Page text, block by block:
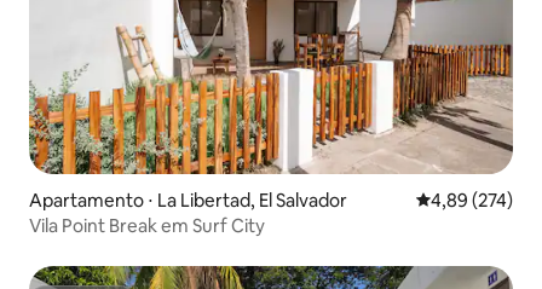
Apartamento ⋅ La Libertad, El Salvador 4,89 de uma
4,89 (274)
Vila Point Break em Surf City